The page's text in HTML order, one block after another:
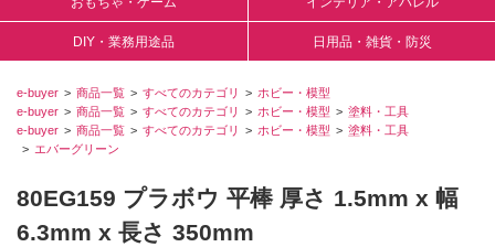
DIY・業務用途品 日用品・雑貨・防災
e-buyer 商品一覧 すべてのカテゴリ
ホビー・模型
e-buyer
商品一覧 すべてのカテゴリ ホビー・模型
塗料・工具
e-buyer
商品一覧 すべてのカテゴリ ホビー・模型
塗料・工具
エバーグリーン
80EG159 プラボウ 平棒 厚さ 1.5mm x 幅
6.3mm x 長さ 350mm